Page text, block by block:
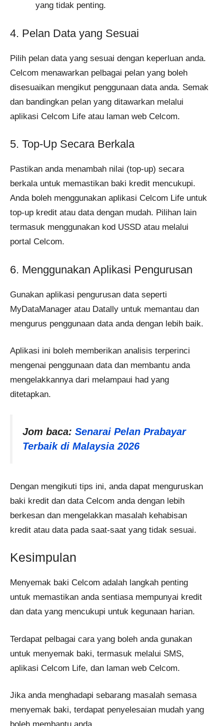
yang tidak penting.
4. Pelan Data yang Sesuai
Pilih pelan data yang sesuai dengan keperluan anda.
Celcom menawarkan pelbagai pelan yang boleh
disesuaikan mengikut penggunaan data anda. Semak
dan bandingkan pelan yang ditawarkan melalui
aplikasi Celcom Life atau laman web Celcom.
5. Top-Up Secara Berkala
Pastikan anda menambah nilai (top-up) secara
berkala untuk memastikan baki kredit mencukupi.
Anda boleh menggunakan aplikasi Celcom Life untuk
top-up kredit atau data dengan mudah. Pilihan lain
termasuk menggunakan kod USSD atau melalui
portal Celcom.
6. Menggunakan Aplikasi Pengurusan
Gunakan aplikasi pengurusan data seperti
MyDataManager atau Datally untuk memantau dan
mengurus penggunaan data anda dengan lebih baik.
Aplikasi ini boleh memberikan analisis terperinci
mengenai penggunaan data dan membantu anda
mengelakkannya dari melampaui had yang
ditetapkan.
Jom baca: Senarai Pelan Prabayar
Terbaik di Malaysia 2026
Dengan mengikuti tips ini, anda dapat menguruskan
baki kredit dan data Celcom anda dengan lebih
berkesan dan mengelakkan masalah kehabisan
kredit atau data pada saat-saat yang tidak sesuai.
Kesimpulan
Menyemak baki Celcom adalah langkah penting
untuk memastikan anda sentiasa mempunyai kredit
dan data yang mencukupi untuk kegunaan harian.
Terdapat pelbagai cara yang boleh anda gunakan
untuk menyemak baki, termasuk melalui SMS,
aplikasi Celcom Life, dan laman web Celcom.
Jika anda menghadapi sebarang masalah semasa
menyemak baki, terdapat penyelesaian mudah yang